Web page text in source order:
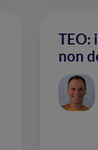
TEO:
non